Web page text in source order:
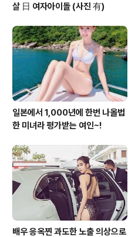
살 日 여자아이돌 (사진 有)
일본에서 1,000년에 한번 나올법
한 미녀라 평가받는 여인~!
배우 응옥찐 과도한 노출 의상으로